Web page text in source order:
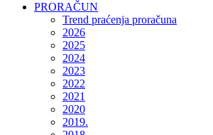
PRORAČUN
Trend praćenja proračuna
2026
2025
2024
2023
2022
2021
2020
2019.